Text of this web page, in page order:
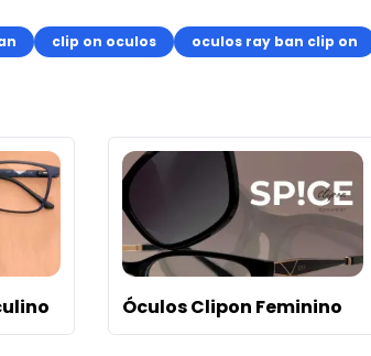
clip on oculos oculos ray ban clip on
Óculos Clipon Feminino